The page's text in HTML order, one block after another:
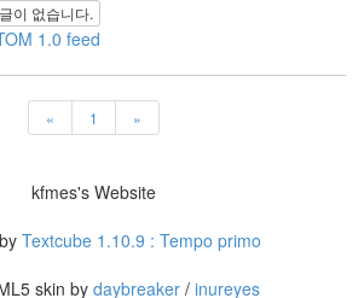
이 없습니다.
1.0 feed
« 1 »
kfmes's Website
Textcube 1.10.9 : Tempo primo
skin by daybreaker/ inureyes